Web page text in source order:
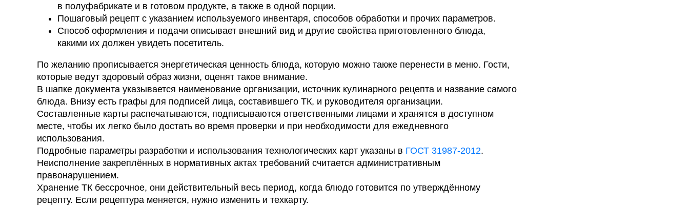
в полуфабрикате и в готовом продукте, а также в одной порции.
Пошаговый рецепт с указанием используемого инвентаря, способов обработки и прочих параметров.
Способ оформления и подачи описывает внешний вид и другие свойства приготовленного блюда,
какими их должен увидеть посетитель.
По желанию прописывается энергетическая ценность блюда, которую можно также перенести в меню. Гости,
которые ведут здоровый образ жизни, оценят такое внимание.
В шапке документа указывается наименование организации, источник кулинарного рецепта и название самого
блюда. Внизу есть графы для подписей лица, составившего ТК, и руководителя организации.
Составленные карты распечатываются, подписываются ответственными лицами и хранятся в доступном
месте, чтобы их легко было достать во время проверки и при необходимости для ежедневного
использования.
Подробные параметры разработки и использования технологических карт указаны в ГОСТ 31987-2012.
Неисполнение закреплённых в нормативных актах требований считается административным
правонарушением.
Хранение ТК бессрочное, они действительный весь период, когда блюдо готовится по утверждённому
рецепту. Если рецептура меняется, нужно изменить и техкарту.